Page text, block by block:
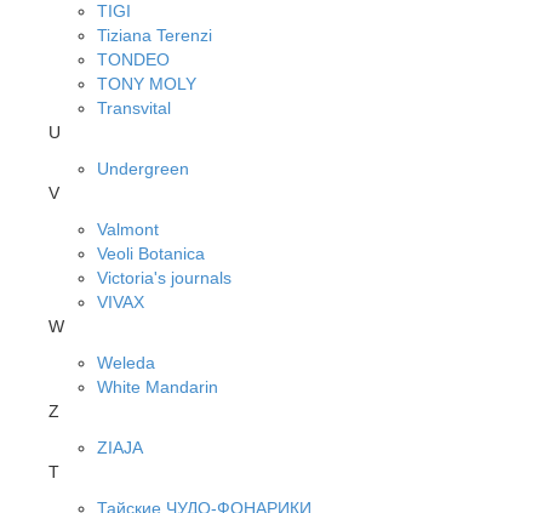
TIGI
Tiziana Terenzi
TONDEO
TONY MOLY
Transvital
U
Undergreen
V
Valmont
Veoli Botanica
Victoria's journals
VIVAX
W
Weleda
White Mandarin
Z
ZIAJA
Т
Тайские ЧУДО-ФОНАРИКИ